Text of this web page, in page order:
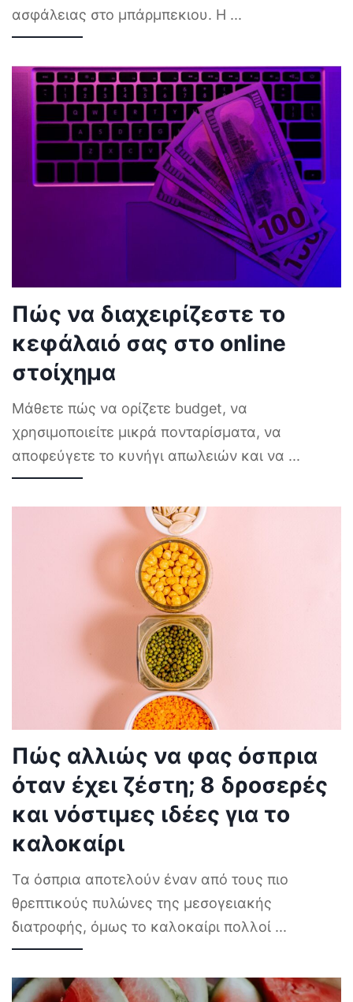
ασφάλειας στο μπάρμπεκιου. Η ...
Πώς να διαχειρίζεστε το
κεφάλαιό σας στο online
στοίχημα
Μάθετε πώς να ορίζετε budget, να
χρησιμοποιείτε μικρά πονταρίσματα, να
αποφεύγετε το κυνήγι απωλειών και να ...
Πώς αλλιώς να φας όσπρια
όταν έχει ζέστη; 8 δροσερές
και νόστιμες ιδέες για το
καλοκαίρι
Τα όσπρια αποτελούν έναν από τους πιο
θρεπτικούς πυλώνες της μεσογειακής
διατροφής, όμως το καλοκαίρι πολλοί ...